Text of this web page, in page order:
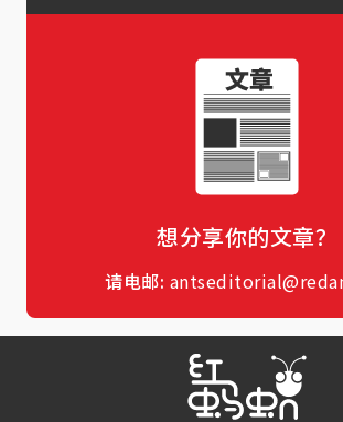
想分享你的文章？
请电邮: